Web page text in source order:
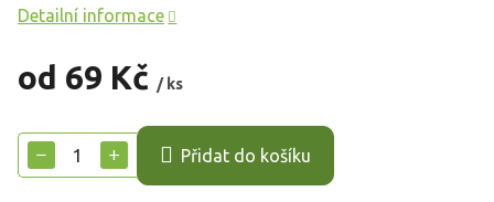
od 69 Kč / ks
cena:
+
− Přidat do košíku
Detailní informace